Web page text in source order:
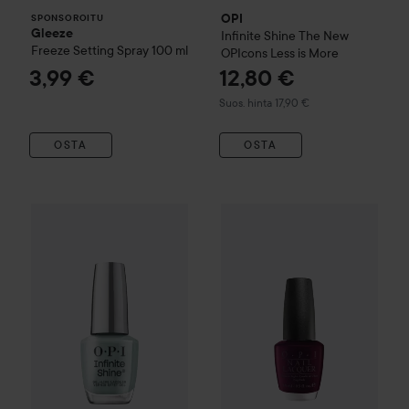
SPONSOROITU
Gleeze
Freeze Setting Spray 100 ml
3,99 €
OSTA
OPI
Infinite Shine The New
OPIcons Less is More
12,80 €
Suos. hinta 17,90 €
Suositeltu hinta 17,90 €
OSTA